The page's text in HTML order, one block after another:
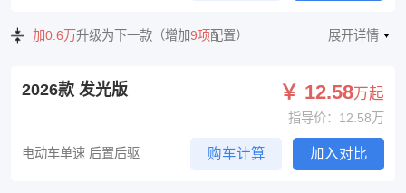
加0.6万升级为下一款（增加9项配置） 展开详情
2026款 发光版 ￥ 12.58万起
指导价：12.58万
电动车单速 后置后驱 购车计算 加入对比